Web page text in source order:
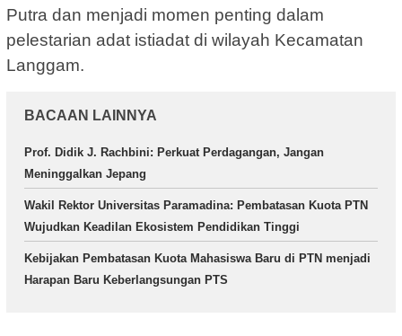
Putra dan menjadi momen penting dalam
pelestarian adat istiadat di wilayah Kecamatan
Langgam.
BACAAN LAINNYA
Prof. Didik J. Rachbini: Perkuat Perdagangan, Jangan
Meninggalkan Jepang
Wakil Rektor Universitas Paramadina: Pembatasan Kuota PTN
Wujudkan Keadilan Ekosistem Pendidikan Tinggi
Kebijakan Pembatasan Kuota Mahasiswa Baru di PTN menjadi
Harapan Baru Keberlangsungan PTS